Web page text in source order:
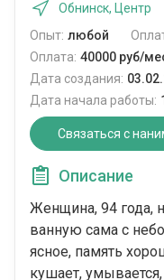
Обнинск, Центр
Опыт: любой
Оплата: 40000 руб/
Дата создания:
Дата начала работы:
Связаться с
Описание
Женщина, 94 года,
ванную сама с
ясное, память
кушает,